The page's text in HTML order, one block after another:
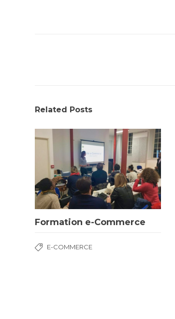
Related Posts
Formation e-Commerce
E-COMMERCE